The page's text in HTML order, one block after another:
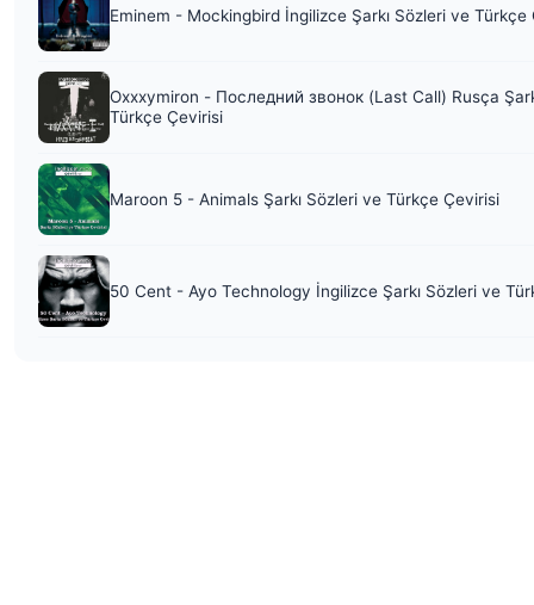
Eminem - Mockingbird İngilizce Şarkı Sözleri ve Türkçe
Oxxxymiron - Последний звонок (Last Call) Rusça
Türkçe Çevirisi
Maroon 5 - Animals Şarkı Sözleri ve Türkçe Çevirisi
50 Cent - Ayo Technology İngilizce Şarkı Sözleri ve